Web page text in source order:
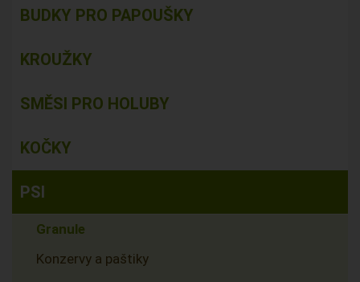
BUDKY PRO PAPOUŠKY
KROUŽKY
SMĚSI PRO HOLUBY
KOČKY
PSI
Granule
Konzervy a paštiky